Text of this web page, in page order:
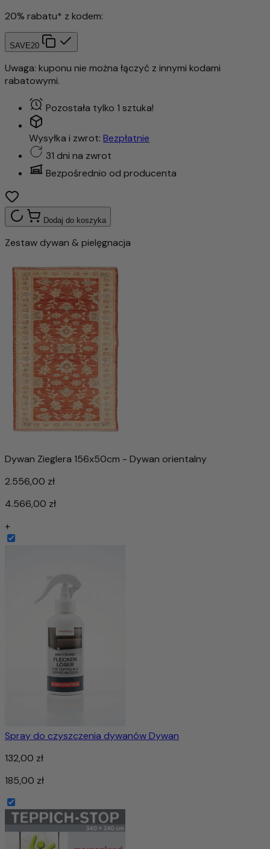
20% rabatu* z kodem:
SAVE20
Uwaga: kuponu nie można łączyć z innymi kodami
rabatowymi.
Pozostała tylko 1 sztuka!
Wysyłka i zwrot: Bezpłatnie
31 dni na zwrot
Bezpośrednio od producenta
Dodaj do koszyka
Zestaw dywan & pielęgnacja
Dywan Zieglera 156x50cm - Dywan orientalny
2.556,00 zł
4.566,00 zł
+
Spray do czyszczenia dywanów Dywan
132,00 zł
185,00 zł